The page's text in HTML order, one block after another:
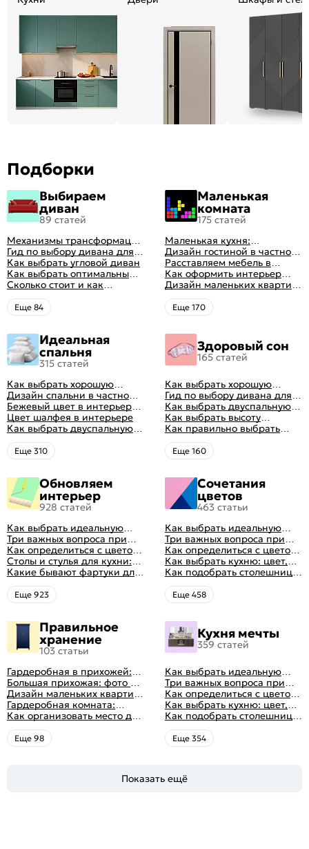
Подборки
Выбираем
диван
89 статей
Механизмы трансформации
диванов: все виды,
особенности, плюсы и
минусы
Гид по выбору дивана для
сна
Как выбрать угловой диван
Как выбрать оптимальный
цвет стен в гостиной: 50
фото и идей оформления
Сколько стоит и как
перетянуть диван
Eще 84
Маленькая
комната
175 статей
Маленькая кухня:
планировка, стили, цвет и
рисунок, реальные фото
Дизайн гостиной в частном
доме: 50 вариантов с фото
Расставляем мебель в
гостиной: главные правила
рациональной планировки
Как оформить интерьер
однокомнатной квартиры:
47 классных идей с фото
Дизайн маленьких квартир:
10 идей для дизайна
интерьера с фото
Eще 170
Идеальная
спальня
315 статей
Как выбрать хорошую
кровать для сна
Дизайн спальни в частном
доме: множество идей
оформления идеальных
интерьеров
Бежевый цвет в интерьере
спальни 2024, 40 красивых
интерьеров с фото
Цвет шалфея в интерьере
Как выбрать двуспальную
кровать и матрас
правильно: советы и фото в
интерьере
Eще 310
Здоровый сон
165 статей
Как выбрать хорошую
кровать для сна
Гид по выбору дивана для
сна
Как выбрать двуспальную
кровать и матрас
правильно: советы и фото в
интерьере
Как выбрать высоту
матраса
Как правильно выбрать
ортопедический матрас
Eще 160
Обновляем
интерьер
928 статей
Как выбрать идеальную
планировку для кухни
Три важных вопроса при
выборе кухни: готовка,
посуда, комфорт
Как определиться с цветом
кухни: светлые, темные,
яркие
Столы и стулья для кухни:
советы по выбору
Какие бывают фартуки для
кухни: как правильно
выбрать
Eще 923
Сочетания
цветов
463 статьи
Как выбрать идеальную
планировку для кухни
Три важных вопроса при
выборе кухни: готовка,
посуда, комфорт
Как определиться с цветом
кухни: светлые, темные,
яркие
Как выбрать кухню: цвет,
планировка, аксессуары
Как подобрать столешницу
для кухни по цвету
Eще 458
Правильное
хранение
103 статьи
Гардеробная в прихожей:
виды, фото в интерьере,
идеи дизайна
Большая прихожая: фото с
функциональным
распределением дизайна
Дизайн маленьких квартир:
10 идей для дизайна
интерьера с фото
Гардеробная комната:
дизайн, планировка, советы
по обустройству,
распространенные ошибки
Как организовать место для
хранения на балконе
Eще 98
Кухня мечты
359 статей
Как выбрать идеальную
планировку для кухни
Три важных вопроса при
выборе кухни: готовка,
посуда, комфорт
Как определиться с цветом
кухни: светлые, темные,
яркие
Как выбрать кухню: цвет,
планировка, аксессуары
Как подобрать столешницу
для кухни по цвету
Eще 354
Показать ещё